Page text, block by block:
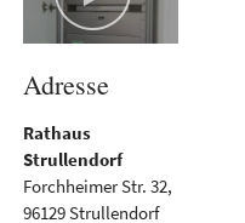
Adresse
Rathaus
Strullendorf
Forchheimer Str. 32,
96129 Strullendorf